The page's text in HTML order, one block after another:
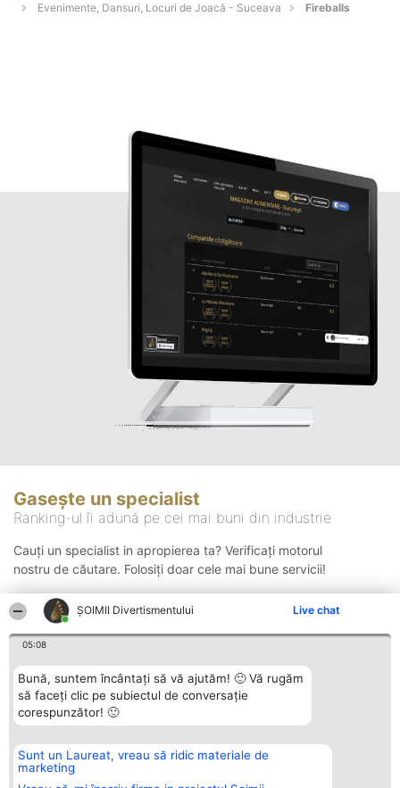
ŞOIMII Divertismentului Live chat
05:08
Bună, suntem încântați să vă ajutăm! 🙂 Vă rugăm
să faceți clic pe subiectul de conversație
corespunzător! 🙂
Sunt un Laureat, vreau să ridic materiale de
marketing
Evenimente, Dansuri, Locuri de Joacă - Suceava
Fireballs
Gasește un specialist
Ranking-ul îi adună pe cei mai buni din industrie
Cauți un specialist in apropierea ta? Verificați motorul
nostru de căutare. Folosiți doar cele mai bune servicii!
Organizator Ranking
BRIGHT SOLUTIONS BR SRL
Aleea Timisul De Sus 2 Bl. A30
Plebiscyt
Lista Tuturor
Contact